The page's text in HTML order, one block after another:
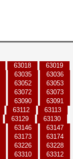
63018
63019
63035
63036
63052
63053
63072
63073
63090
63091
63112
63113
63129
63130
63146
63147
63173
63174
63226
63228
63310
63312